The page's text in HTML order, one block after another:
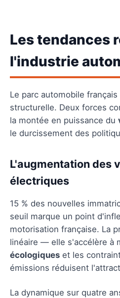
Les tendances
l'industrie
Le parc automobile
structurelle. Deux forces
la montée en puissance du
le durcissement des
L'augmentation des
électriques
15 % des nouvelles
seuil marque un point
motorisation française. La
linéaire — elle s'accélère à
écologiques et les
émissions réduisent
La dynamique sur quatre